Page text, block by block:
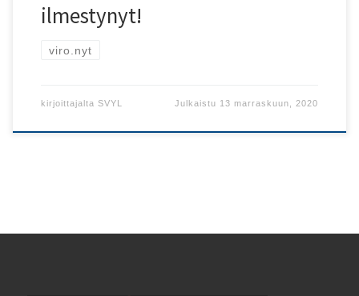
ilmestynyt!
viro.nyt
kirjoittajalta SVYL Julkaistu 13 marraskuun, 2020